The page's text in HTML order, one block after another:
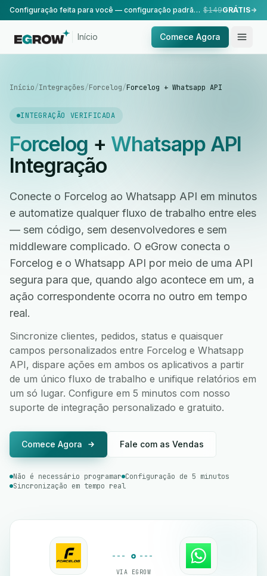
Configuração feita para você — configuração padrão, realizada pela nossa equipe. $149GRÁTIS
Início Comece Agora
Início/Integrações/Forcelog/Forcelog + Whatsapp API
INTEGRAÇÃO VERIFICADA
Forcelog + Whatsapp API
Integração
Conecte o Forcelog ao Whatsapp API em minutos
e automatize qualquer fluxo de trabalho entre eles
— sem código, sem desenvolvedores e sem
middleware complicado. O eGrow conecta o
Forcelog e o Whatsapp API por meio de uma API
segura para que, quando algo acontece em um, a
ação correspondente ocorra no outro em tempo
real.
Sincronize clientes, pedidos, status e quaisquer
campos personalizados entre Forcelog e Whatsapp
API, dispare ações em ambos os aplicativos a partir
de um único fluxo de trabalho e unifique relatórios em
um só lugar. Configure em 5 minutos com nosso
suporte de integração personalizado e gratuito.
Comece Agora Fale com as Vendas
Não é necessário programar Configuração de 5 minutos
Sincronização em tempo real
VIA EGROW